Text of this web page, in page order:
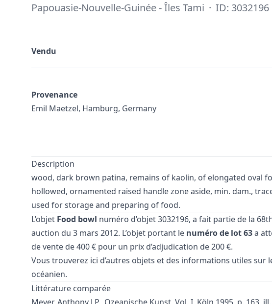
Papouasie-Nouvelle-Guinée - Îles Tami · ID: 3032196
Vendu
Provenance
Emil Maetzel, Hamburg, Germany
Description
wood, dark brown patina, remains of kaolin, of elongated oval
hollowed, ornamented raised handle zone aside, min. dam.,
used for storage and preparing of food.
L’objet Food bowl numéro d’objet 3032196, a fait partie de la
auction du 3 mars 2012. L’objet portant le numéro de lot 63a
de vente de 400 € pour un prix d’adjudication de 200 €.
Vous trouverez ici d’autres objets et des informations utiles sur
océanien.
Littérature comparée